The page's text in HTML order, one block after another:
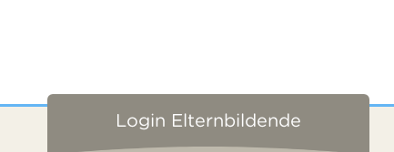
Login Elternbildende